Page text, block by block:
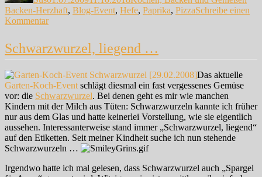
Backen-Herzhaft, Blog-Event, Hefe, Paprika, PizzaSchreibe einen
Kommentarzu
Paprika
…
Schwarzwurzel, liegend …
Das aktuelle
Garten-Koch-Event schlägt diesmal ein fast vergessenes Gemüse
vor: die Schwarzwurzel. Bei denen geht es mir wie manchen
Kindern mit der Milch aus Tüten: Schwarzwurzeln kannte ich früher
nur aus dem Glas und hatte keinerlei Vorstellung, wie sie eigentlich
aussehen. Interessanterweise stand immer „Schwarzwurzel, liegend“
auf den Etiketten. Seit meiner Kindheit suche ich nun stehende
Schwarzwurzeln …
Irgendwo hatte ich mal gelesen, dass Schwarzwurzel auch „Spargel